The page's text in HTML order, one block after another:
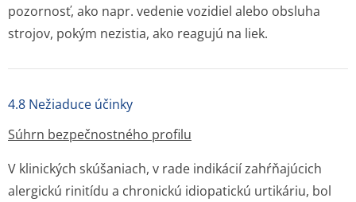
pozornosť, ako napr. vedenie vozidiel alebo obsluha
strojov, pokým nezistia, ako reagujú na liek.
4.8 Nežiaduce účinky
Súhrn bezpečnostného profilu
V klinických skúšaniach, v rade indikácií zahŕňajúcich
alergickú rinitídu a chronickú idiopatickú urtikáriu, bol